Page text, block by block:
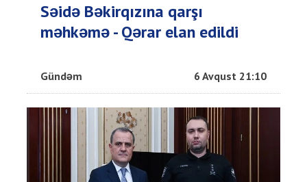
Səidə Bəkirqızına qarşı
məhkəmə - Qərar elan edildi
Gündəm 6 Avqust 21:10